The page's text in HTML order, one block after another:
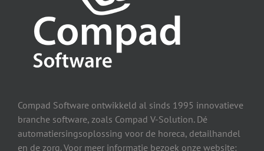
Compad Software ontwikkeld al sinds 1995 innovatieve
branche software, zoals Compad V-Solution. Dé
automatiersingsoplossing voor de horeca, detailhandel
en de zorg. Voor meer informatie bezoek onze website: